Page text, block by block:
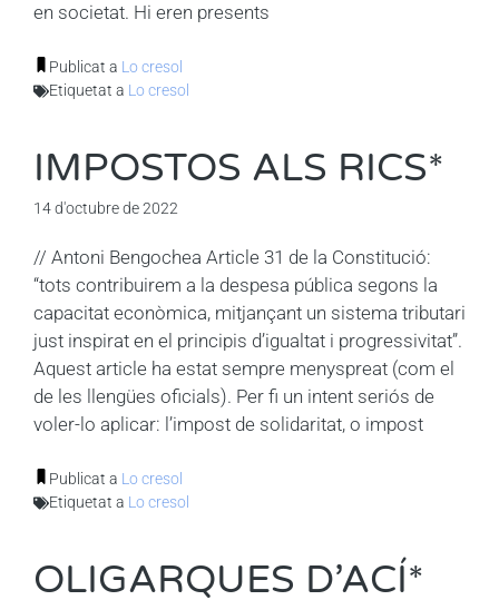
en societat. Hi eren presents
Publicat a Lo cresol
Etiquetat a Lo cresol
IMPOSTOS ALS RICS*
14 d'octubre de 2022
// Antoni Bengochea Article 31 de la Constitució:
“tots contribuirem a la despesa pública segons la
capacitat econòmica, mitjançant un sistema tributari
just inspirat en el principis d’igualtat i progressivitat”.
Aquest article ha estat sempre menyspreat (com el
de les llengües oficials). Per fi un intent seriós de
voler-lo aplicar: l’impost de solidaritat, o impost
Publicat a Lo cresol
Etiquetat a Lo cresol
OLIGARQUES D’ACÍ*